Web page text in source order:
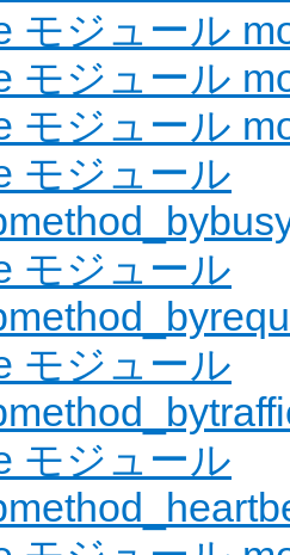
モジュール
モジュール
モジュール
モジュール
モジュール
モジュール
モジュール